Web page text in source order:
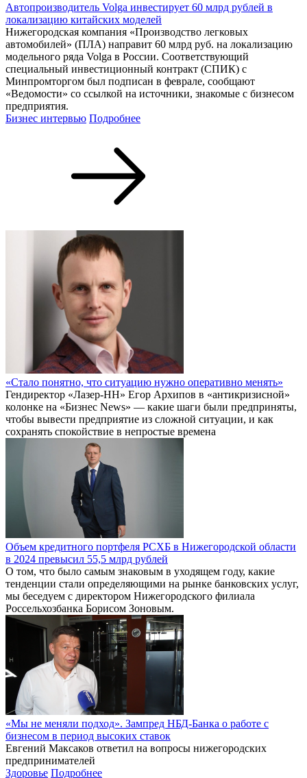
Автопроизводитель Volga инвестирует 60 млрд рублей в
локализацию китайских моделей
Нижегородская компания «Производство легковых
автомобилей» (ПЛА) направит 60 млрд руб. на локализацию
модельного ряда Volga в России. Соответствующий
специальный инвестиционный контракт (СПИК) с
Минпромторгом был подписан в феврале, сообщают
«Ведомости» со ссылкой на источники, знакомые с бизнесом
предприятия.
Бизнес интервью Подробнее
«Стало понятно, что ситуацию нужно оперативно менять»
Гендиректор «Лазер-НН» Егор Архипов в «антикризисной»
колонке на «Бизнес News» — какие шаги были предприняты,
чтобы вывести предприятие из сложной ситуации, и как
сохранять спокойствие в непростые времена
Объем кредитного портфеля РСХБ в Нижегородской области
в 2024 превысил 55,5 млрд рублей
О том, что было самым знаковым в уходящем году, какие
тенденции стали определяющими на рынке банковских услуг,
мы беседуем с директором Нижегородского филиала
Россельхозбанка Борисом Зоновым.
«Мы не меняли подход». Зампред НБД-Банка о работе с
бизнесом в период высоких ставок
Евгений Максаков ответил на вопросы нижегородских
предпринимателей
Здоровье Подробнее